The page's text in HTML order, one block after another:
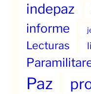
indepaz
informe
Lecturas
Paz